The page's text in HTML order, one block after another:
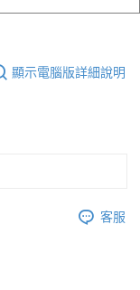
顯示電腦版詳細說明
客服